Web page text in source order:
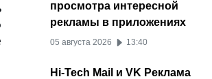
просмотра интересной
рекламы в приложениях
05 августа 2026 13:40
Hi-Tech Mail и VK Реклама